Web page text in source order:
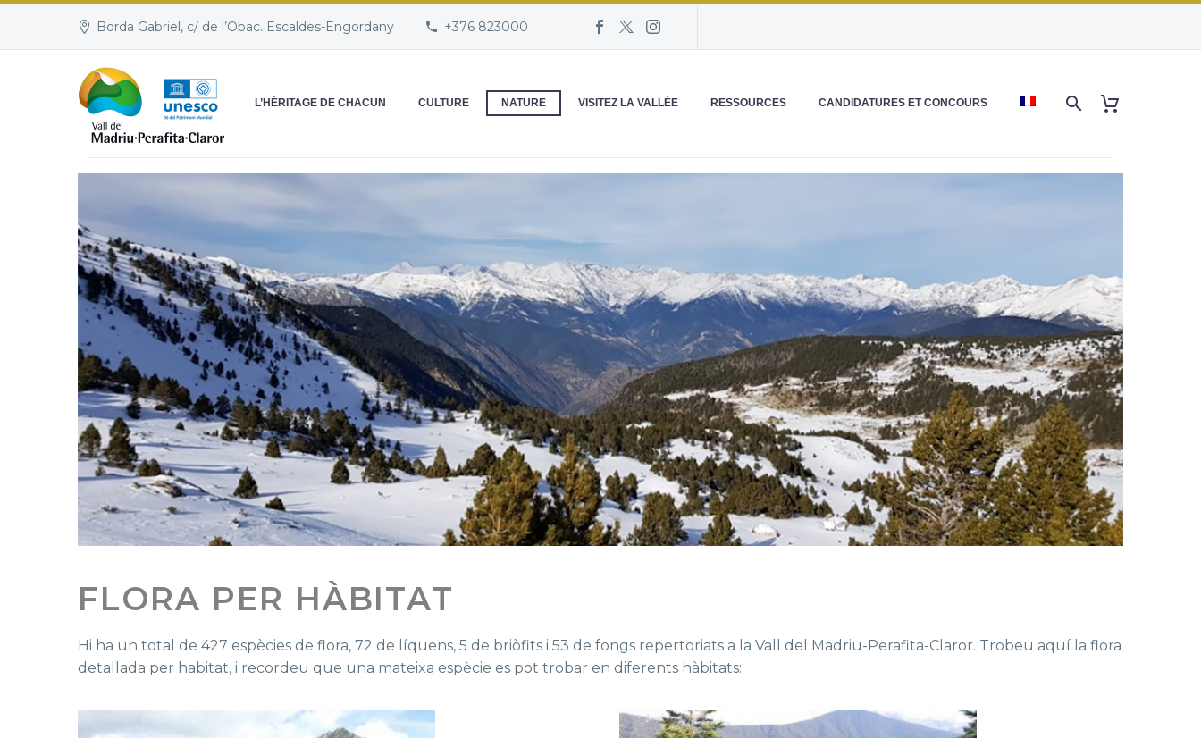
Borda Gabriel, c/ de l’Obac. Escaldes-Engordany +376 823000
L’HÉRITAGE DE CHACUN CULTURE NATURE VISITEZ LA VALLÉE RESSOURCES CANDIDATURES ET CONCOURS
FLORA PER HÀBITAT
Hi ha un total de 427 espècies de flora, 72 de líquens, 5 de briòfits i 53 de fongs repertoriats a la Vall del Madriu-Perafita-Claror. Trobeu aquí la flora
detallada per habitat, i recordeu que una mateixa espècie es pot trobar en diferents hàbitats: